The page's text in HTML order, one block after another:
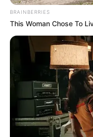
BRAINBERRIES
This Woman Chose To